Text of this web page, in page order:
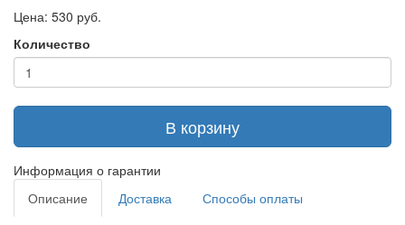
Цена: 530 руб.
Количество
В корзину
Информация о гарантии
Описание
Доставка Способы оплаты